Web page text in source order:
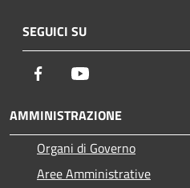
SEGUICI SU
Facebook
AMMINISTRAZIONE
Organi di Governo
Aree Amministrative